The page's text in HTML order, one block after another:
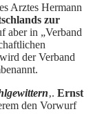
Arztes Hermann
zur
aber in „Verband
der Verband
‚. Ernst
den Vorwurf